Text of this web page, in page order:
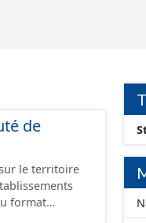
de
le territoire
format